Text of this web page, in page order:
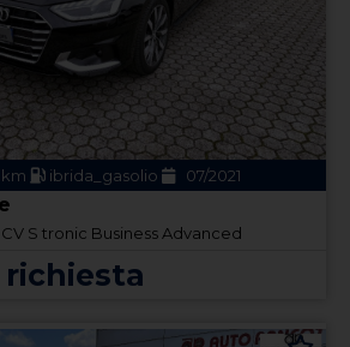
ibrida_gasolio 07/2021
CV S tronic Business Advanced
richiesta